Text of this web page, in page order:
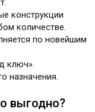
конструкции
количестве.
по новейшим
ключ».
назначения.
выгодно?